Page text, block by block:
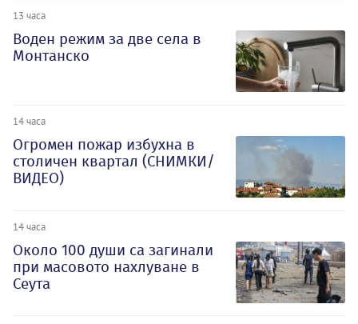
13 часа
Воден режим за две села в
Монтанско
14 часа
Огромен пожар избухна в
столичен квартал (СНИМКИ/
ВИДЕО)
14 часа
Около 100 души са загинали
при масовото нахлуване в
Сеута